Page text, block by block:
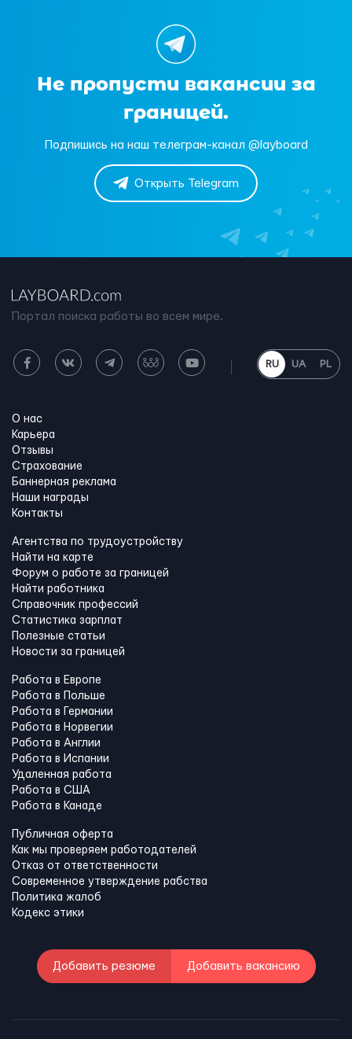
Не пропусти вакансии за
границей.
Подпишись на наш телеграм-канал @layboard
Открыть Telegram
Портал поиска работы во всем мире.
RU UA PL
О нас
Карьера
Отзывы
Страхование
Баннерная реклама
Наши награды
Контакты
Агентства по трудоустройству
Найти на карте
Форум о работе за границей
Найти работника
Справочник профессий
Статистика зарплат
Полезные статьи
Новости за границей
Работа в Европе
Работа в Польше
Работа в Германии
Работа в Норвегии
Работа в Англии
Работа в Испании
Удаленная работа
Работа в США
Работа в Канадe
Публичная оферта
Как мы проверяем работодателей
Отказ от ответственности
Современное утверждение рабства
Политика жалоб
Кодекс этики
Добавить резюме Добавить вакансию